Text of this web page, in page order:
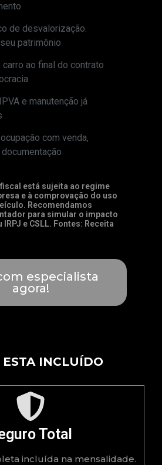
de desvalorização.
patrimônio
carro ao final do contrato
e manutenção já
com venda,
está sujeita ao regime
e à comprovação do uso
Recomendamos
para simular o impacto
e CSLL. Fontes: Receita
especialista
agora!
ESTA INCLUÍDO
Total
incluída na mensalidade.